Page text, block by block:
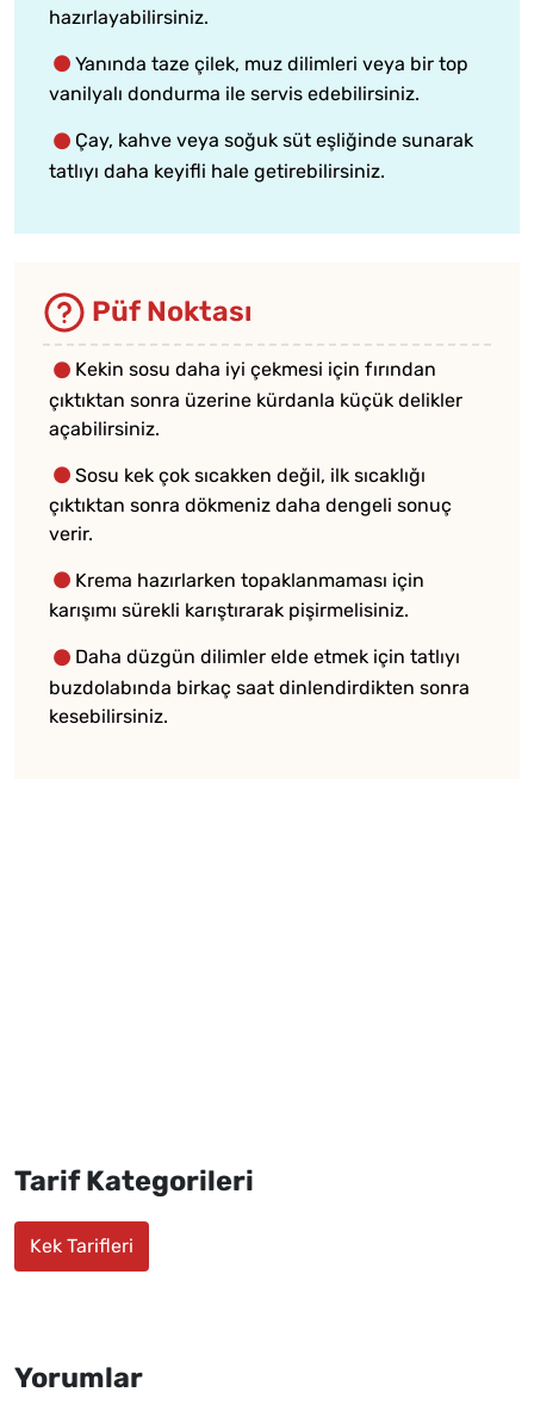
hazırlayabilirsiniz.
Yanında taze çilek, muz dilimleri veya bir top
vanilyalı dondurma ile servis edebilirsiniz.
Çay, kahve veya soğuk süt eşliğinde sunarak
tatlıyı daha keyifli hale getirebilirsiniz.
Püf Noktası
Kekin sosu daha iyi çekmesi için fırından
çıktıktan sonra üzerine kürdanla küçük delikler
açabilirsiniz.
Sosu kek çok sıcakken değil, ilk sıcaklığı
çıktıktan sonra dökmeniz daha dengeli sonuç
verir.
Krema hazırlarken topaklanmaması için
karışımı sürekli karıştırarak pişirmelisiniz.
Daha düzgün dilimler elde etmek için tatlıyı
buzdolabında birkaç saat dinlendirdikten sonra
kesebilirsiniz.
Tarif Kategorileri
Kek Tarifleri
Yorumlar